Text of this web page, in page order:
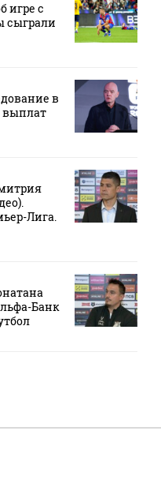
игре с
сыграли
в
выплат
Лига.
Банк